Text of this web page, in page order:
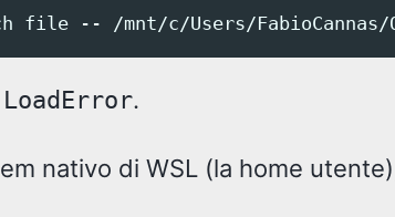
LoadError.
nativo di WSL (la home